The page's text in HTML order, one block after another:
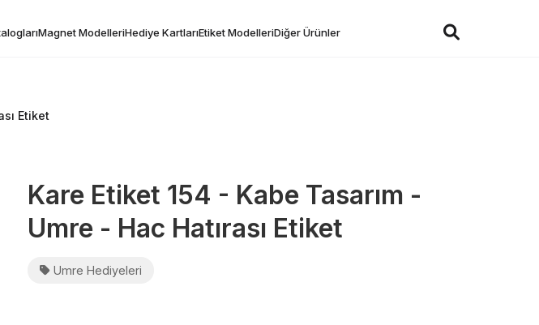
Magnet ModelleriHediye KartlarıEtiket ModelleriDiğer Ürünler
Etiket
Kare Etiket 154 - Kabe Tasarım -
Umre - Hac Hatırası Etiket
Umre Hediyeleri